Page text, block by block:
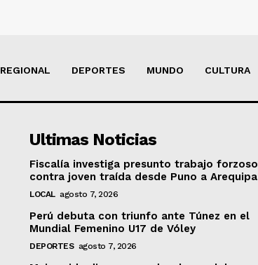
REGIONAL DEPORTES MUNDO CULTURA
Ultimas Noticias
Fiscalía investiga presunto trabajo forzoso
contra joven traída desde Puno a Arequipa
LOCAL agosto 7, 2026
Perú debuta con triunfo ante Túnez en el
Mundial Femenino U17 de Vóley
DEPORTES agosto 7, 2026